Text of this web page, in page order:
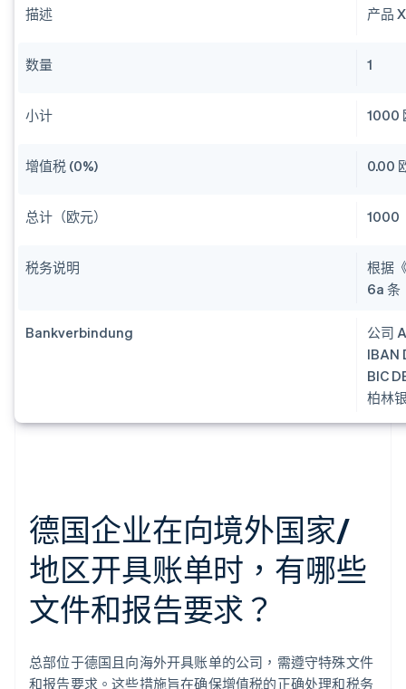
描述 产品
数量 1
小计 1000
增值税 (0%) 0.00
总计（欧元） 1000
税务说明
根据
6a 条
Bankverbindung
公司 A
IBAN
BIC
柏林
德国企业在向境外国家/
地区开具账单时，有哪些
文件和报告要求？
总部位于德国且向海外开具账单的公司，需遵守特殊文件
和报告要求。这些措施旨在确保增值税的正确处理和税务